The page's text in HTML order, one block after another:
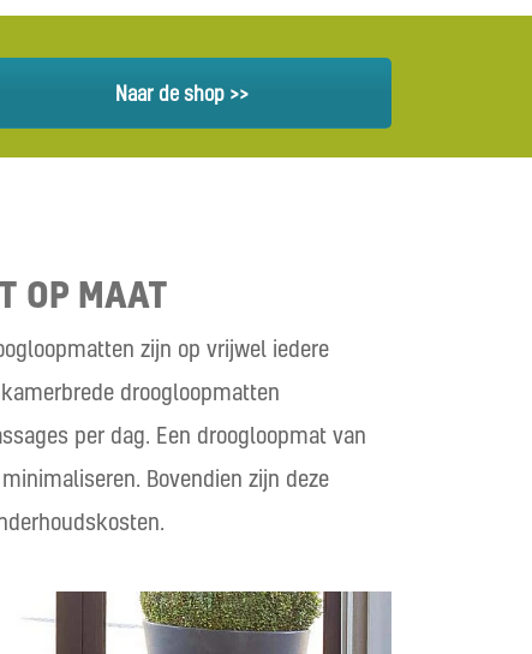
Naar de shop >>
OP MAAT
zijn op vrijwel iedere
droogloopmatten
per dag. Een droogloopmat van
Bovendien zijn deze